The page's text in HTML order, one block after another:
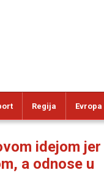
Regija Evropa
idejom jer
a odnose u